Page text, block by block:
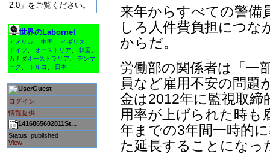
2.0」をご覧ください。
世界のLabornet
アメリカ 中国 イギリス
ドイツ
オーストリア 韓国
カナダオーストラリア
デンマ
ーク
トルコ 日本
Guest
ログイン
情報提供
1416865602811St...
Status: published
View
来年からすべての警備
しろ人件費負担につな
からだ。
労働部の関係者は「一
員など雇用不安の問題
金は2012年に監視取締
用率が上げられた時も
年までの3年間一時的
た延長することになっ